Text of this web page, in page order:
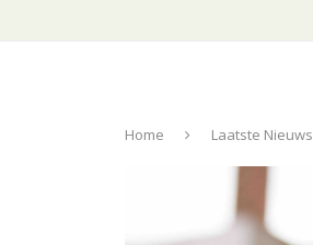
Home Laatste Nieuws